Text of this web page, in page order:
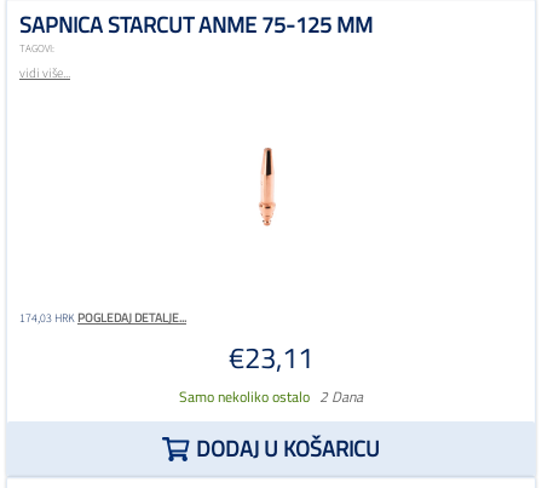
SAPNICA STARCUT ANME 75-125 MM
TAGOVI:
vidi više...
174,03 HRKPOGLEDAJ DETALJE...
€23,11
Samo nekoliko ostalo 2 Dana
DODAJ U KOŠARICU